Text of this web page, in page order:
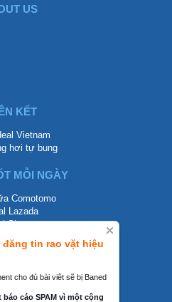
đăng tin rao vặt hiệu
cho đủ bài viêt sẽ bị Baned
cáo SPAM vì một cộng
US
KẾT
Vietnam
hơi tự bung
MỖI NGÀY
Comotomo
Lazada
Shopee
HỆ